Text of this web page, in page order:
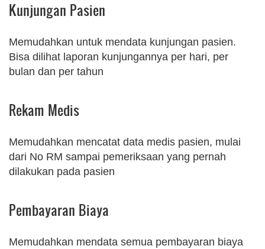
Kunjungan Pasien
Memudahkan untuk mendata kunjungan pasien.
Bisa dilihat laporan kunjungannya per hari, per
bulan dan per tahun
Rekam Medis
Memudahkan mencatat data medis pasien, mulai
dari No RM sampai pemeriksaan yang pernah
dilakukan pada pasien
Pembayaran Biaya
Memudahkan mendata semua pembayaran biaya